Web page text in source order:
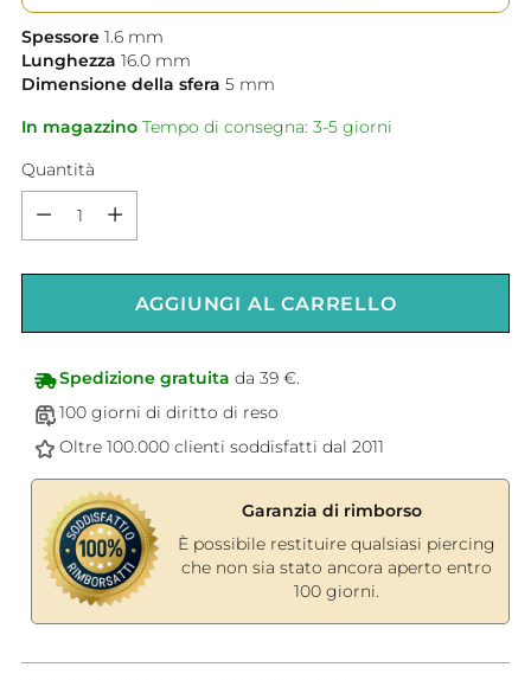
Spessore 1.6 mm
Lunghezza 16.0 mm
Dimensione della sfera 5 mm
In magazzino Tempo di consegna: 3-5 giorni
Quantità
AGGIUNGI AL CARRELLO
Spedizione gratuita da 39 €.
100 giorni di diritto di reso
Oltre 100.000 clienti soddisfatti dal 2011
Garanzia di rimborso
È possibile restituire qualsiasi piercing
che non sia stato ancora aperto entro
100 giorni.